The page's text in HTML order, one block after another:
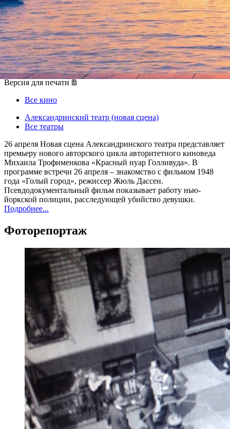
Михаил Трофименков
представит цикл «Красный
нуар Голливуда»
26 апреля 2015, воскресенье
Версия для печати
Все кино
Александринский театр (новая сцена)
Все театры
26 апреля Новая сцена Александринского театра представляет
премьеру нового авторского цикла авторитетного киноведа
Михаила Трофименкова «Красный нуар Голливуда». В
программе встречи 26 апреля – знакомство с фильмом 1948
года «Голый город», режиссер Жюль Дассен.
Псевдодокументальный фильм показывает работу нью-
йоркской полиции, расследующей убийство девушки.
Подробнее...
Фоторепортаж